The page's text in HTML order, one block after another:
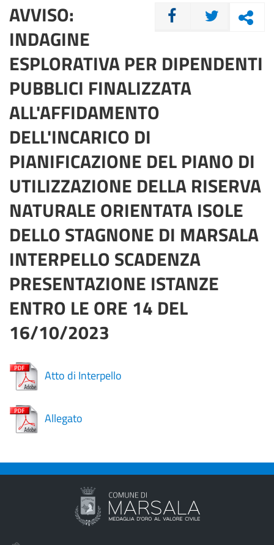
CONDIVIDI
AVVISO:
INDAGINE
ESPLORATIVA PER DIPENDENTI
PUBBLICI FINALIZZATA
ALL'AFFIDAMENTO
DELL'INCARICO DI
PIANIFICAZIONE DEL PIANO DI
UTILIZZAZIONE DELLA RISERVA
NATURALE ORIENTATA ISOLE
DELLO STAGNONE DI MARSALA
INTERPELLO SCADENZA
PRESENTAZIONE ISTANZE
ENTRO LE ORE 14 DEL
16/10/2023
Atto di Interpello
Allegato